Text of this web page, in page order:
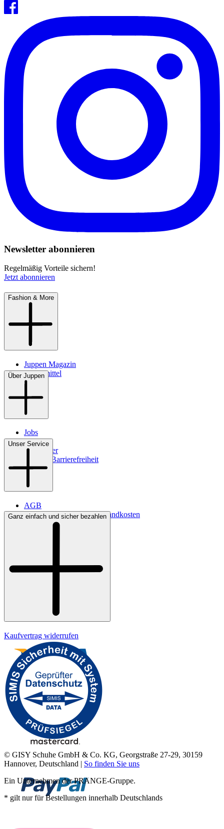
Newsletter abonnieren
Regelmäßig Vorteile sichern!
Jetzt abonnieren
Fashion & More
Juppen Magazin
Pflegemittel
Über Juppen
Jobs
Filialen
Newsletter
Digitale Barrierefreiheit
Unser Service
AGB
Lieferbedingungen & Versandkosten
Bezahlung
Ganz einfach und sicher bezahlen
Kaufvertrag widerrufen
© GISY Schuhe GmbH & Co. KG, Georgstraße 27-29, 30159
Hannover, Deutschland | So finden Sie uns
Ein Unternehmen der PRANGE-Gruppe.
* gilt nur für Bestellungen innerhalb Deutschlands